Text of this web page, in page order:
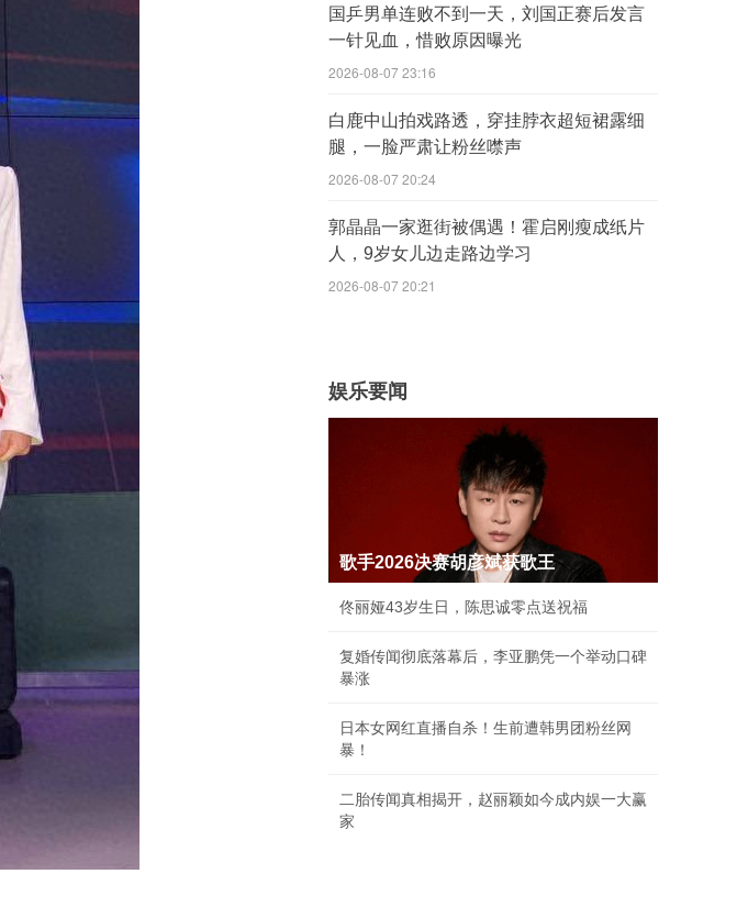
国乒男单连败不到一天，刘国正赛后发言
一针见血，惜败原因曝光
2026-08-07 23:16
白鹿中山拍戏路透，穿挂脖衣超短裙露细
腿，一脸严肃让粉丝噤声
2026-08-07 20:24
郭晶晶一家逛街被偶遇！霍启刚瘦成纸片
人，9岁女儿边走路边学习
2026-08-07 20:21
娱乐要闻
歌手2026决赛胡彦斌获歌王
佟丽娅43岁生日，陈思诚零点送祝福
复婚传闻彻底落幕后，李亚鹏凭一个举动口碑
暴涨
日本女网红直播自杀！生前遭韩男团粉丝网
暴！
二胎传闻真相揭开，赵丽颖如今成内娱一大赢
家